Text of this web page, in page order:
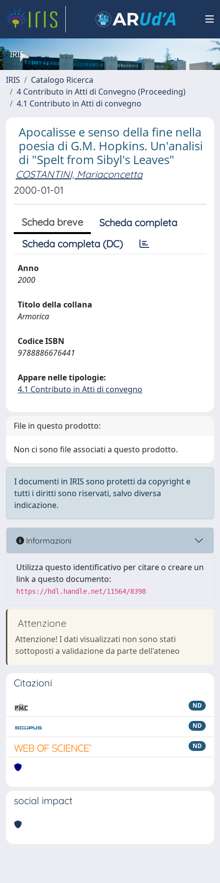
IRIS
IRIS
Catalogo Ricerca
4 Contributo in Atti di Convegno (Proceeding)
4.1 Contributo in Atti di convegno
Apocalisse e senso della fine nella
poesia di G.M. Hopkins. Un'analisi
di "Spelt from Sibyl's Leaves"
COSTANTINI, Mariaconcetta
2000-01-01
Scheda breve
Scheda completa
Scheda completa (DC)
Anno
2000
Titolo della collana
Armorica
Codice ISBN
9788886676441
Appare nelle tipologie:
4.1 Contributo in Atti di convegno
File in questo prodotto:
Non ci sono file associati a questo prodotto.
I documenti in IRIS sono protetti da copyright e
tutti i diritti sono riservati, salvo diversa
indicazione.
Informazioni
Utilizza questo identificativo per citare o creare un
link a questo documento:
https://hdl.handle.net/11564/8398
Attenzione
Attenzione! I dati visualizzati non sono stati
sottoposti a validazione da parte dell'ateneo
Citazioni
ND
ND
ND
social impact